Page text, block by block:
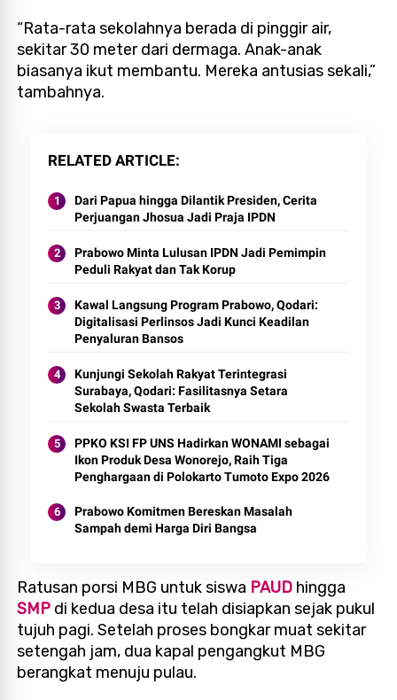
“Rata-rata sekolahnya berada di pinggir air,
sekitar 30 meter dari dermaga. Anak-anak
biasanya ikut membantu. Mereka antusias sekali,”
tambahnya.
RELATED ARTICLE
Dari Papua hingga Dilantik Presiden, Cerita
Perjuangan Jhosua Jadi Praja IPDN
Prabowo Minta Lulusan IPDN Jadi Pemimpin
Peduli Rakyat dan Tak Korup
Kawal Langsung Program Prabowo, Qodari:
Digitalisasi Perlinsos Jadi Kunci Keadilan
Penyaluran Bansos
Kunjungi Sekolah Rakyat Terintegrasi
Surabaya, Qodari: Fasilitasnya Setara
Sekolah Swasta Terbaik
PPKO KSI FP UNS Hadirkan WONAMI sebagai
Ikon Produk Desa Wonorejo, Raih Tiga
Penghargaan di Polokarto Tumoto Expo 2026
Prabowo Komitmen Bereskan Masalah
Sampah demi Harga Diri Bangsa
Ratusan porsi MBG untuk siswa PAUD hingga
SMP di kedua desa itu telah disiapkan sejak pukul
tujuh pagi. Setelah proses bongkar muat sekitar
setengah jam, dua kapal pengangkut MBG
berangkat menuju pulau.